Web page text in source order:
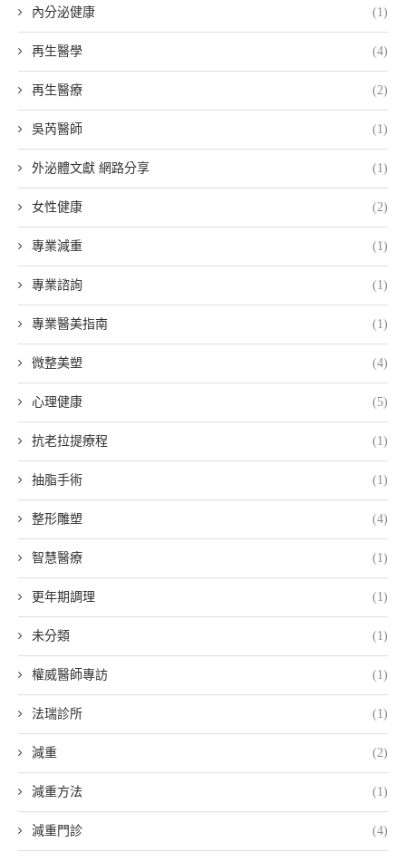
內分泌健康 (1)
再生醫學 (4)
再生醫療 (2)
吳芮醫師 (1)
外泌體文獻 網路分享 (1)
女性健康 (2)
專業減重 (1)
專業諮詢 (1)
專業醫美指南 (1)
微整美塑 (4)
心理健康 (5)
抗老拉提療程 (1)
抽脂手術 (1)
整形雕塑 (4)
智慧醫療 (1)
更年期調理 (1)
未分類 (1)
權威醫師專訪 (1)
法瑞診所 (1)
減重 (2)
減重方法 (1)
減重門診 (4)